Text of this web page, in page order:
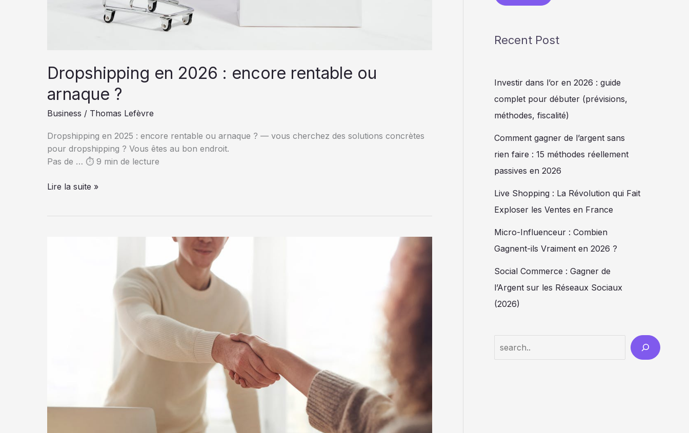
Dropshipping en 2026 : encore rentable ou
arnaque ?
Business / Thomas Lefèvre
Dropshipping en 2025 : encore rentable ou arnaque ? — vous cherchez des solutions concrètes
pour dropshipping ? Vous êtes au bon endroit.
Pas de … ⏱️ 9 min de lecture
Dropshipping
Lire la suite »
Recent Post
Investir dans l’or en 2026 : guide
complet pour débuter (prévisions,
méthodes, fiscalité)
Comment gagner de l’argent sans
rien faire : 15 méthodes réellement
passives en 2026
Live Shopping : La Révolution qui Fait
Exploser les Ventes en France
Micro-Influenceur : Combien
Gagnent-ils Vraiment en 2026 ?
Social Commerce : Gagner de
l’Argent sur les Réseaux Sociaux
(2026)